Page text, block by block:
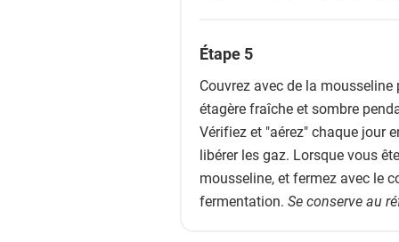
Étape 5
Couvrez avec de la
étagère fraîche et sombre
Vérifiez et "aérez" chaque jour
libérer les gaz. Lorsque vous
mousseline, et fermez avec le
fermentation. Se conserve au